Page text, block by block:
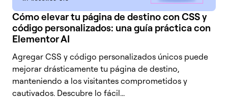
Cómo elevar tu página de destino con CSS y
código personalizados: una guía práctica con
Elementor AI
Agregar CSS y código personalizados únicos puede
mejorar drásticamente tu página de destino,
manteniendo a los visitantes comprometidos y
cautivados. Descubre lo fácil...